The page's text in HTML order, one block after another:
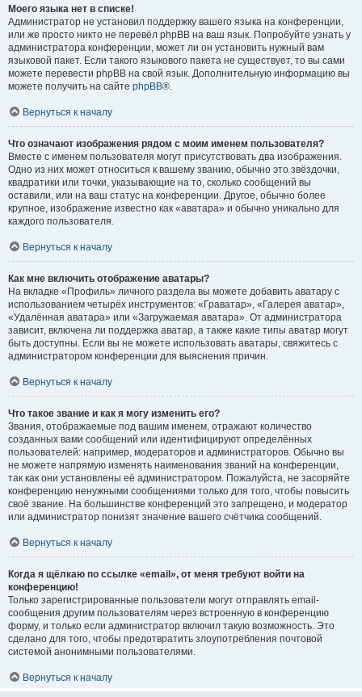
Моего языка нет в списке!
Администратор не установил поддержку вашего языка на конференции,
или же просто никто не перевёл phpBB на ваш язык. Попробуйте узнать у
администратора конференции, может ли он установить нужный вам
языковой пакет. Если такого языкового пакета не существует, то вы сами
можете перевести phpBB на свой язык. Дополнительную информацию вы
можете получить на сайте phpBB®.
Вернуться к началу
Что означают изображения рядом с моим именем пользователя?
Вместе с именем пользователя могут присутствовать два изображения.
Одно из них может относиться к вашему званию, обычно это звёздочки,
квадратики или точки, указывающие на то, сколько сообщений вы
оставили, или на ваш статус на конференции. Другое, обычно более
крупное, изображение известно как «аватара» и обычно уникально для
каждого пользователя.
Вернуться к началу
Как мне включить отображение аватары?
На вкладке «Профиль» личного раздела вы можете добавить аватару с
использованием четырёх инструментов: «Граватар», «Галерея аватар»,
«Удалённая аватара» или «Загружаемая аватара». От администратора
зависит, включена ли поддержка аватар, а также какие типы аватар могут
быть доступны. Если вы не можете использовать аватары, свяжитесь с
администратором конференции для выяснения причин.
Вернуться к началу
Что такое звание и как я могу изменить его?
Звания, отображаемые под вашим именем, отражают количество
созданных вами сообщений или идентифицируют определённых
пользователей: например, модераторов и администраторов. Обычно вы
не можете напрямую изменять наименования званий на конференции,
так как они установлены её администратором. Пожалуйста, не засоряйте
конференцию ненужными сообщениями только для того, чтобы повысить
своё звание. На большинстве конференций это запрещено, и модератор
или администратор понизят значение вашего счётчика сообщений.
Вернуться к началу
Когда я щёлкаю по ссылке «email», от меня требуют войти на
конференцию!
Только зарегистрированные пользователи могут отправлять email-
сообщения другим пользователям через встроенную в конференцию
форму, и только если администратор включил такую возможность. Это
сделано для того, чтобы предотвратить злоупотребления почтовой
системой анонимными пользователями.
Вернуться к началу